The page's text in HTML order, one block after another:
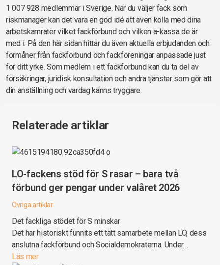
1 007 928 medlemmar i Sverige. När du väljer fack som
riskmanager kan det vara en god idé att även kolla med dina
arbetskamrater vilket fackförbund och vilken a-kassa de är
med i. På den här sidan hittar du även aktuella erbjudanden och
förmåner från fackförbund och fackföreningar anpassade just
för ditt yrke. Som medlem i ett fackförbund kan du ta del av
försäkringar, juridisk konsultation och andra tjänster som gör att
din anställning och vardag känns tryggare.
Relaterade artiklar
LO-fackens stöd för S rasar – bara två
förbund ger pengar under valåret 2026
Övriga artiklar
Det fackliga stödet för S minskar
Det har historiskt funnits ett tätt samarbete mellan LO, dess
anslutna fackförbund och Socialdemokraterna. Under…
Läs mer